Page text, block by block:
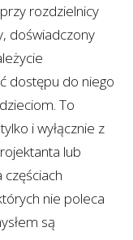
rozdzielnicy
doświadczony
dostępu do niego
To
i wyłącznie z
lub
nie poleca
są